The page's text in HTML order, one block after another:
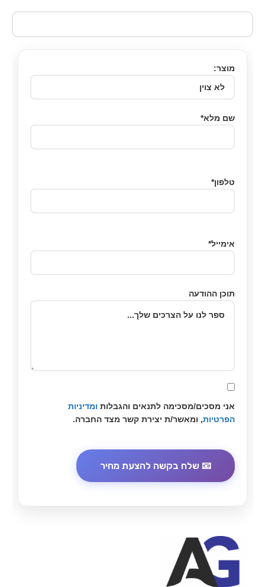
מוצר:
שם מלא*
טלפון*
אימייל*
תוכן ההודעה
אני מסכים/מסכימה לתנאים והגבלות ומדיניות
הפרטיות, ומאשר/ת יצירת קשר מצד החברה.